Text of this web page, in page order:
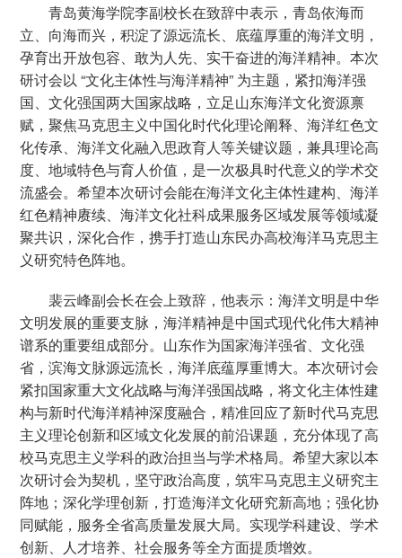
青岛黄海学院李副校长在致辞中表示，青岛依海而
立、向海而兴，积淀了源远流长、底蕴厚重的海洋文明，
孕育出开放包容、敢为人先、实干奋进的海洋精神。本次
研讨会以 “文化主体性与海洋精神” 为主题，紧扣海洋强
国、文化强国两大国家战略，立足山东海洋文化资源禀
赋，聚焦马克思主义中国化时代化理论阐释、海洋红色文
化传承、海洋文化融入思政育人等关键议题，兼具理论高
度、地域特色与育人价值，是一次极具时代意义的学术交
流盛会。希望本次研讨会能在海洋文化主体性建构、海洋
红色精神赓续、海洋文化社科成果服务区域发展等领域凝
聚共识，深化合作，携手打造山东民办高校海洋马克思主
义研究特色阵地。
裴云峰副会长在会上致辞，他表示：海洋文明是中华
文明发展的重要支脉，海洋精神是中国式现代化伟大精神
谱系的重要组成部分。山东作为国家海洋强省、文化强
省，滨海文脉源远流长，海洋底蕴厚重博大。本次研讨会
紧扣国家重大文化战略与海洋强国战略，将文化主体性建
构与新时代海洋精神深度融合，精准回应了新时代马克思
主义理论创新和区域文化发展的前沿课题，充分体现了高
校马克思主义学科的政治担当与学术格局。希望大家以本
次研讨会为契机，坚守政治高度，筑牢马克思主义研究主
阵地；深化学理创新，打造海洋文化研究新高地；强化协
同赋能，服务全省高质量发展大局。实现学科建设、学术
创新、人才培养、社会服务等全方面提质增效。